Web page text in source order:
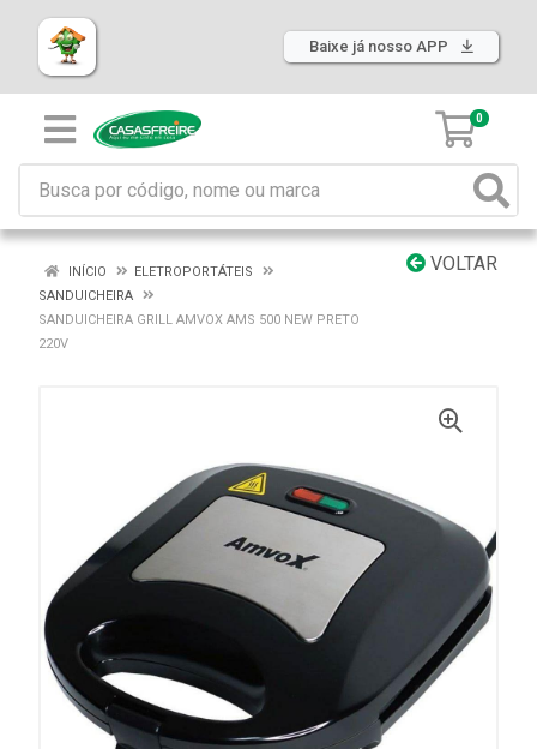
Baixe já nosso APP
0
VOLTAR
INÍCIO
ELETROPORTÁTEIS
SANDUICHEIRA
SANDUICHEIRA GRILL AMVOX AMS 500 NEW PRETO
220V